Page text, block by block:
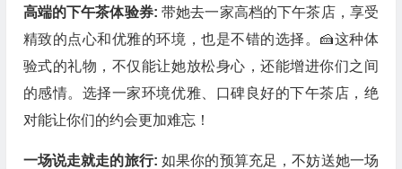
高端的下午茶体验券: 带她去一家高档的下午茶店，享受
精致的点心和优雅的环境，也是不错的选择。🍰这种体
验式的礼物，不仅能让她放松身心，还能增进你们之间
的感情。选择一家环境优雅、口碑良好的下午茶店，绝
对能让你们的约会更加难忘！
一场说走就走的旅行: 如果你的预算充足，不妨送她一场